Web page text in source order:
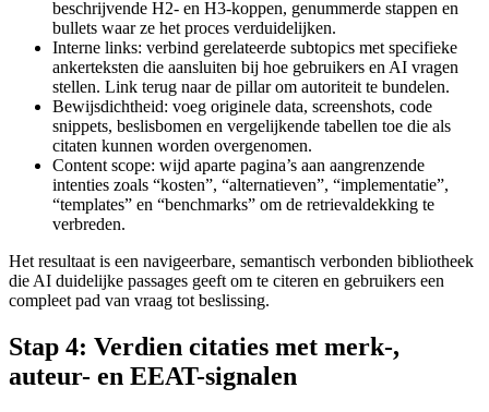
beschrijvende H2- en H3-koppen, genummerde stappen en
bullets waar ze het proces verduidelijken.
Interne links: verbind gerelateerde subtopics met specifieke
ankerteksten die aansluiten bij hoe gebruikers en AI vragen
stellen. Link terug naar de pillar om autoriteit te bundelen.
Bewijsdichtheid: voeg originele data, screenshots, code
snippets, beslisbomen en vergelijkende tabellen toe die als
citaten kunnen worden overgenomen.
Content scope: wijd aparte pagina’s aan aangrenzende
intenties zoals “kosten”, “alternatieven”, “implementatie”,
“templates” en “benchmarks” om de retrievaldekking te
verbreden.
Het resultaat is een navigeerbare, semantisch verbonden bibliotheek
die AI duidelijke passages geeft om te citeren en gebruikers een
compleet pad van vraag tot beslissing.
Stap 4: Verdien citaties met merk-,
auteur- en EEAT-signalen